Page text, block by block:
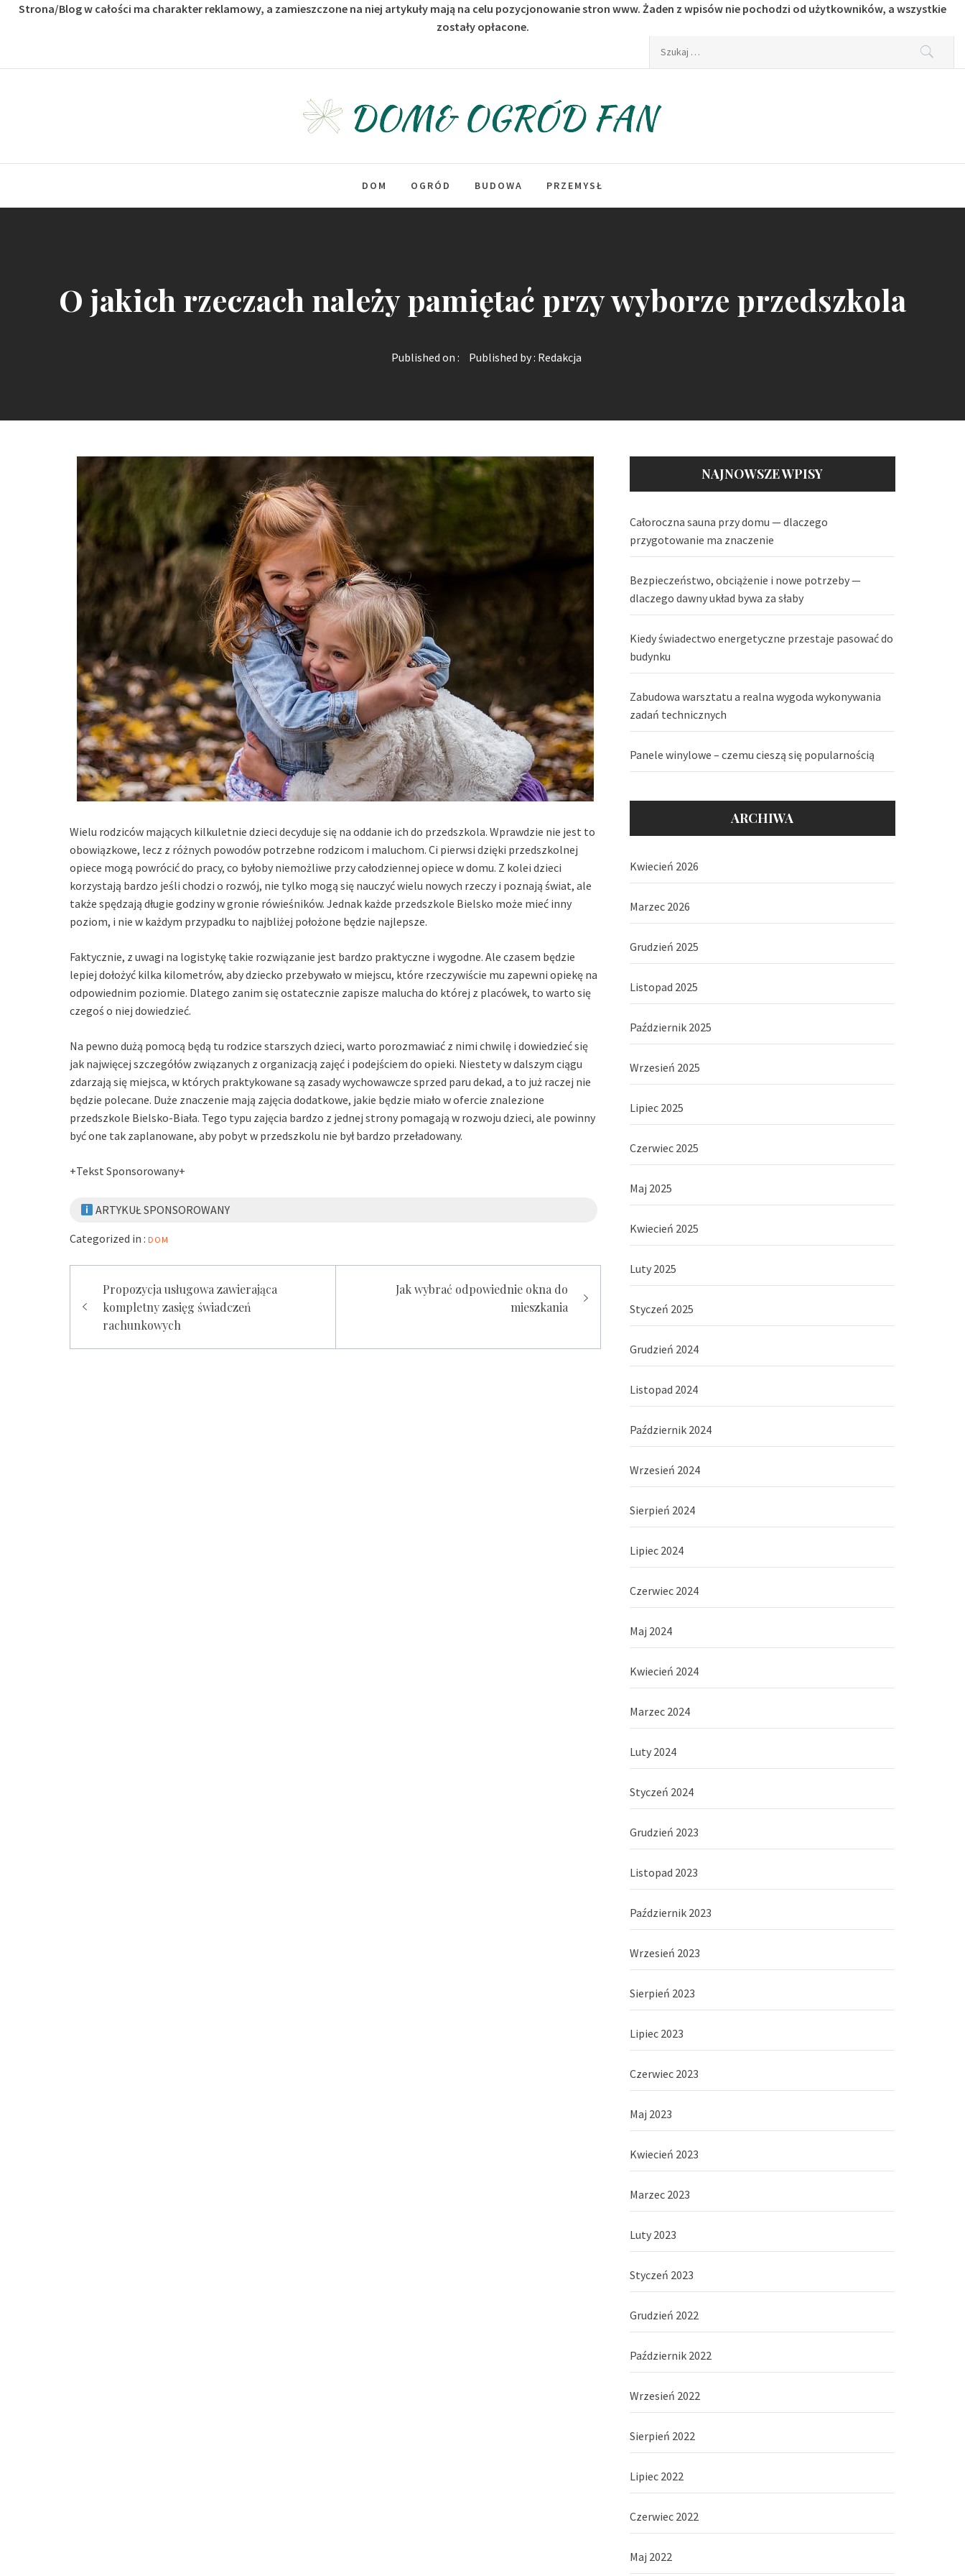
Strona/Blog w całości ma charakter reklamowy, a zamieszczone na niej artykuły mają na celu pozycjonowanie stron www. Żaden z wpisów nie pochodzi od użytkowników, a wszystkie
zostały opłacone.
Szukaj:
Dom & Ogród Fan
DOM OGRÓD BUDOWA PRZEMYSŁ
O jakich rzeczach należy pamiętać przy wyborze przedszkola
Published on : Published by : Redakcja
Wielu rodziców mających kilkuletnie dzieci decyduje się na oddanie ich do przedszkola. Wprawdzie nie jest to
obowiązkowe, lecz z różnych powodów potrzebne rodzicom i maluchom. Ci pierwsi dzięki przedszkolnej
opiece mogą powrócić do pracy, co byłoby niemożliwe przy całodziennej opiece w domu. Z kolei dzieci
korzystają bardzo jeśli chodzi o rozwój, nie tylko mogą się nauczyć wielu nowych rzeczy i poznają świat, ale
także spędzają długie godziny w gronie rówieśników. Jednak każde przedszkole Bielsko może mieć inny
poziom, i nie w każdym przypadku to najbliżej położone będzie najlepsze.
Faktycznie, z uwagi na logistykę takie rozwiązanie jest bardzo praktyczne i wygodne. Ale czasem będzie
lepiej dołożyć kilka kilometrów, aby dziecko przebywało w miejscu, które rzeczywiście mu zapewni opiekę na
odpowiednim poziomie. Dlatego zanim się ostatecznie zapisze malucha do której z placówek, to warto się
czegoś o niej dowiedzieć.
Na pewno dużą pomocą będą tu rodzice starszych dzieci, warto porozmawiać z nimi chwilę i dowiedzieć się
jak najwięcej szczegółów związanych z organizacją zajęć i podejściem do opieki. Niestety w dalszym ciągu
zdarzają się miejsca, w których praktykowane są zasady wychowawcze sprzed paru dekad, a to już raczej nie
będzie polecane. Duże znaczenie mają zajęcia dodatkowe, jakie będzie miało w ofercie znalezione
przedszkole Bielsko-Biała. Tego typu zajęcia bardzo z jednej strony pomagają w rozwoju dzieci, ale powinny
być one tak zaplanowane, aby pobyt w przedszkolu nie był bardzo przeładowany.
+Tekst Sponsorowany+
ARTYKUŁ SPONSOROWANY
Categorized in : DOM
Zobacz
wpisy
Propozycja usługowa zawierająca
kompletny zasięg świadczeń
rachunkowych
Jak wybrać odpowiednie okna do
mieszkania
NAJNOWSZE WPISY
Całoroczna sauna przy domu — dlaczego
przygotowanie ma znaczenie
Bezpieczeństwo, obciążenie i nowe potrzeby —
dlaczego dawny układ bywa za słaby
Kiedy świadectwo energetyczne przestaje pasować do
budynku
Zabudowa warsztatu a realna wygoda wykonywania
zadań technicznych
Panele winylowe – czemu cieszą się popularnością
ARCHIWA
Kwiecień 2026
Marzec 2026
Grudzień 2025
Listopad 2025
Październik 2025
Wrzesień 2025
Lipiec 2025
Czerwiec 2025
Maj 2025
Kwiecień 2025
Luty 2025
Styczeń 2025
Grudzień 2024
Listopad 2024
Październik 2024
Wrzesień 2024
Sierpień 2024
Lipiec 2024
Czerwiec 2024
Maj 2024
Kwiecień 2024
Marzec 2024
Luty 2024
Styczeń 2024
Grudzień 2023
Listopad 2023
Październik 2023
Wrzesień 2023
Sierpień 2023
Lipiec 2023
Czerwiec 2023
Maj 2023
Kwiecień 2023
Marzec 2023
Luty 2023
Styczeń 2023
Grudzień 2022
Październik 2022
Wrzesień 2022
Sierpień 2022
Lipiec 2022
Czerwiec 2022
Maj 2022